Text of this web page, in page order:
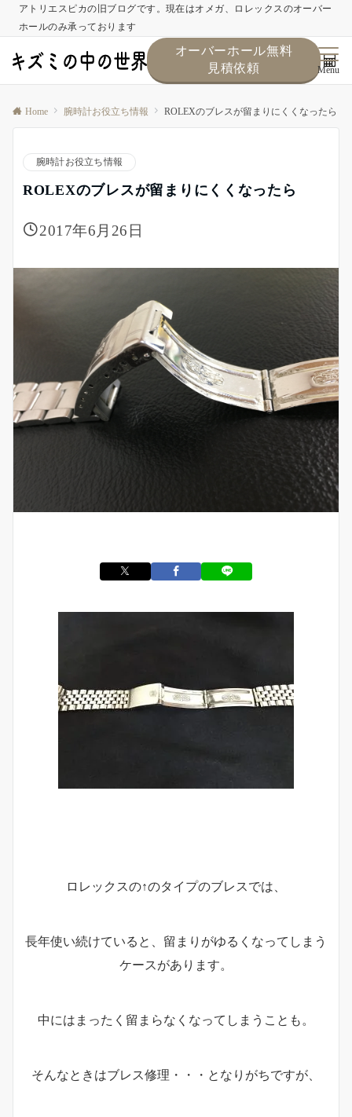
アトリエスピカの旧ブログです。現在はオメガ、ロレックスのオーバー
ホールのみ承っております
オーバーホール無料
見積依頼
Menu
Home 腕時計お役立ち情報 ROLEXのブレスが留まりにくくなったら
腕時計お役立ち情報
ROLEXのブレスが留まりにくくなったら
2017年6月26日
ロレックスの↑のタイプのブレスでは、
長年使い続けていると、留まりがゆるくなってしまう
ケースがあります。
中にはまったく留まらなくなってしまうことも。
そんなときはブレス修理・・・となりがちですが、